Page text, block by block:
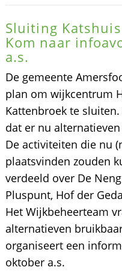
Sluiting
Kom naar
a.s.
De gemeente
plan om wijkcentrum
Kattenbroek te
dat er nu
De activiteiten die nu
plaatsvinden zouden
verdeeld over De
Pluspunt, Hof der
Het Wijkbeheerteam
alternatieven
organiseert een
oktober a.s.